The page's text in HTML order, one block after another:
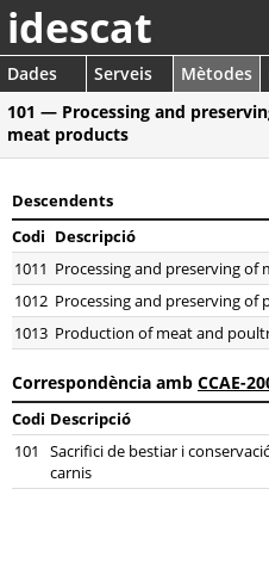
idescat
Dades Serveis Mètodes
101 — Processing and
meat products
Descendents
Codi Descripció
1011 Processing and preserving of
1012 Processing and preserving of
1013 Production of meat and
Correspondència amb CCAE-
Codi Descripció
101
Sacrifici de bestiar i
carnis